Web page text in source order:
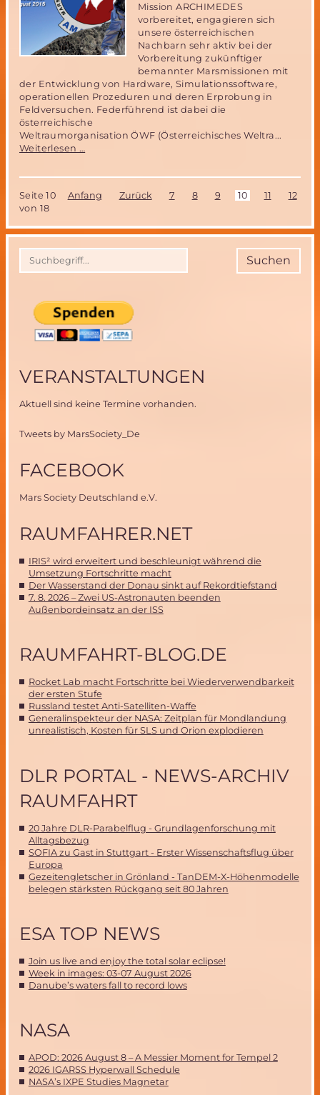
Mission ARCHIMEDES
vorbereitet, engagieren sich
unsere österreichischen
Nachbarn sehr aktiv bei der
Vorbereitung zukünftiger
bemannter Marsmissionen mit
der Entwicklung von Hardware, Simulationssoftware,
operationellen Prozeduren und deren Erprobung in
Feldversuchen. Federführend ist dabei die
österreichische
Weltraumorganisation ÖWF (Österreichisches Weltra...
Weiterlesen …
Simulations
des
Österreichischen
Weltraum
Forums
(ÖWF)
Seite 10
von 18
Anfang Zurück 7 8 9 10 11 12
Suchen
VERANSTALTUNGEN
Aktuell sind keine Termine vorhanden.
Tweets by MarsSociety_De
FACEBOOK
Mars Society Deutschland e.V.
RAUMFAHRER.NET
IRIS² wird erweitert und beschleunigt während die
Umsetzung Fortschritte macht
Der Wasserstand der Donau sinkt auf Rekordtiefstand
7. 8. 2026 – Zwei US-Astronauten beenden
Außenbordeinsatz an der ISS
RAUMFAHRT-BLOG.DE
Rocket Lab macht Fortschritte bei Wiederverwendbarkeit
der ersten Stufe
Russland testet Anti-Satelliten-Waffe
Generalinspekteur der NASA: Zeitplan für Mondlandung
unrealistisch, Kosten für SLS und Orion explodieren
DLR PORTAL - NEWS-ARCHIV
RAUMFAHRT
20 Jahre DLR-Parabelflug - Grundlagenforschung mit
Alltagsbezug
SOFIA zu Gast in Stuttgart - Erster Wissenschaftsflug über
Europa
Gezeitengletscher in Grönland - TanDEM-X-Höhenmodelle
belegen stärksten Rückgang seit 80 Jahren
ESA TOP NEWS
Join us live and enjoy the total solar eclipse!
Week in images: 03-07 August 2026
Danube’s waters fall to record lows
NASA
APOD: 2026 August 8 – A Messier Moment for Tempel 2
2026 IGARSS Hyperwall Schedule
NASA’s IXPE Studies Magnetar